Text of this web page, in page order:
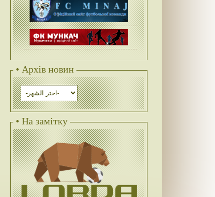
• Архів новин
• На замітку